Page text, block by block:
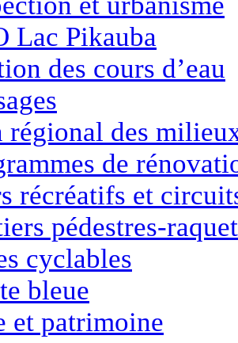
Lac Pikauba
des cours d’eau
régional des
de
récréatifs et
pédestres-
cyclables
bleue
et patrimoine